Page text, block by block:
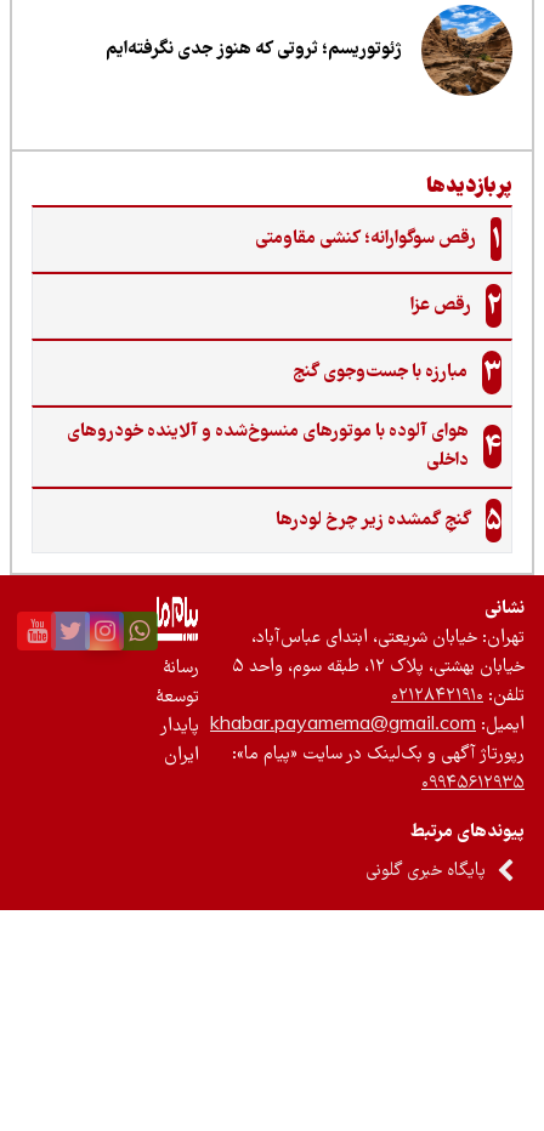
ژئوتوریسم؛ ثروتی که هنوز جدی نگرفته‌ایم
رقص سوگوارانه؛ کنشی مقاومتی
رقص عزا
مبارزه با جست‌وجوی گنج‌
هوای آلوده با موتورهای منسوخ‌شده و آلاینده خودروهای
داخلی
گنجِ گمشده زیر چرخ لودرها
خیابان شریعتی، ابتدای عباس‌آباد،
بهشتی، پلاک ۱۲، طبقه سوم، واحد ۵
۰۲۱۲۸۴۲۱۹۱۰
khabar.payamema@gmail.com
آگهی و بک‌لینک در سایت «پیام ما»:
مرتبط
پایگاه خبری گلونی
رسانۀ
توسعۀ
پایدار
ایران